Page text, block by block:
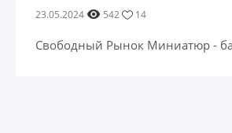
23.05.2024 542 14
Свободный Рынок Миниатюр -